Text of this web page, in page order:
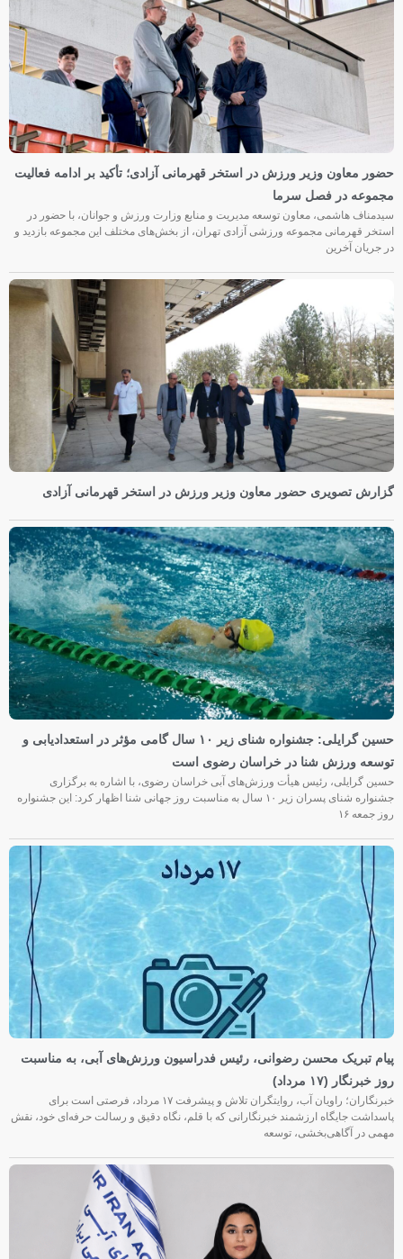
حضور معاون وزیر ورزش در استخر قهرمانی آزادی؛ تأکید بر ادامه فعالیت
مجموعه در فصل سرما
سیدمناف هاشمی، معاون توسعه مدیریت و منابع وزارت ورزش و جوانان، با حضور در
استخر قهرمانی مجموعه ورزشی آزادی تهران، از بخش‌های مختلف این مجموعه بازدید و
در جریان آخرین
گزارش تصویری حضور معاون وزیر ورزش در استخر قهرمانی آزادی
حسین گرایلی: جشنواره شنای زیر ۱۰ سال گامی مؤثر در استعدادیابی و
توسعه ورزش شنا در خراسان رضوی است
حسین گرایلی، رئیس هیأت ورزش‌های آبی خراسان رضوی، با اشاره به برگزاری
جشنواره شنای پسران زیر ۱۰ سال به مناسبت روز جهانی شنا اظهار کرد: این جشنواره
روز جمعه‌ ۱۶
پیام تبریک محسن رضوانی، رئیس فدراسیون ورزش‌های آبی، به مناسبت
روز خبرنگار (۱۷ مرداد)
خبرنگاران؛ راویان آب، روایتگران تلاش و پیشرفت ۱۷ مرداد، فرصتی است برای
پاسداشت جایگاه ارزشمند خبرنگارانی که با قلم، نگاه دقیق و رسالت حرفه‌ای خود، نقش
مهمی در آگاهی‌بخشی، توسعه